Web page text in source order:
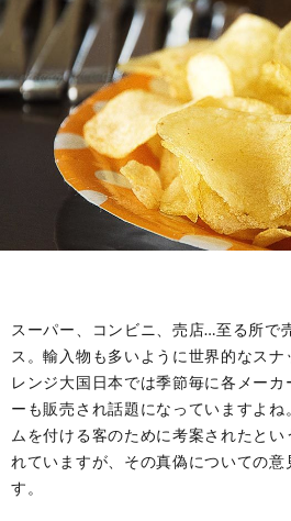
スーパー、コンビニ、売店…至る所で
ス。輸入物も多いように世界的なス
レンジ大国日本では季節毎に各メー
ーも販売され話題になっていますよ
ムを付ける客のために考案されたと
れていますが、その真偽についての意
す。